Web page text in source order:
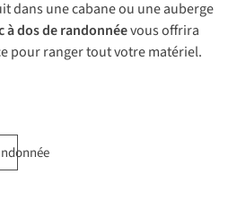
dans une cabane ou une auberge
à dos de randonnéevous offrira
pour ranger tout votre matériel.